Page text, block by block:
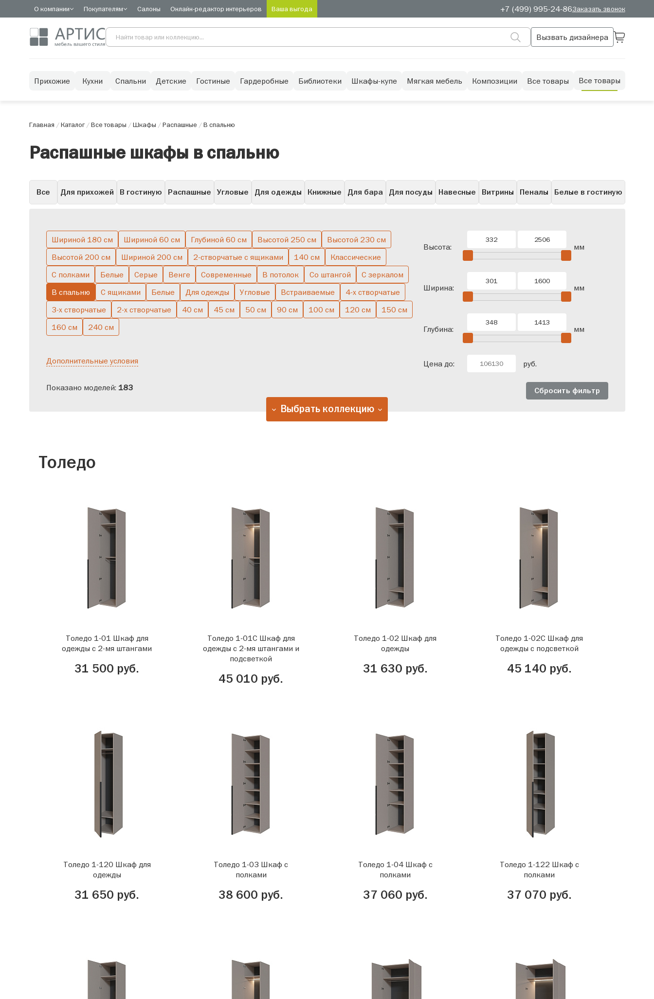
О компании Покупателям Салоны Онлайн-редактор интерьеров Ваша выгода +7 (499) 995-24-86Заказать звонок
Вызвать дизайнера
Прихожие Кухни Спальни Детские Гостиные Гардеробные Библиотеки Шкафы-купе Мягкая мебель Композиции Все товары Все товары
Главная /Каталог/Все товары /Шкафы /Распашные /В спальню
Распашные шкафы в спальню
Все Для прихожей В гостиную Распашные Угловые Для одежды Книжные Для бара Для посуды Навесные Витрины Пеналы Белые в гостиную
Большие Двухстворчатые В спальню Со штангой
Шириной 180 см Шириной 60 см Глубиной 60 см Высотой 250 см
Высотой 230 см
Высотой 200 см
Шириной 200 см 2-створчатые с ящиками 140 см
Классические
С полками
Белые Серые Венге Современные В потолок Со штангой
С зеркалом
В спальню
С ящиками Белые Для одежды Угловые Встраиваемые
4-х створчатые
3-х створчатые
2-х створчатые 40 см 45 см 50 см 90 см 100 см 120 см
150 см
160 см
240 см
Дополнительные условия
Высота: мм
Ширина: мм
Глубина: мм
Цена до: руб.
Показано моделей: 183 Сбросить фильтр
Выбрать коллекцию
Толедо
Толедо 1-01 Шкаф для
одежды с 2-мя штангами
31 500 руб.
Толедо 1-01С Шкаф для
одежды с 2-мя штангами и
подсветкой
45 010 руб.
Толедо 1-02 Шкаф для
одежды
31 630 руб.
Толедо 1-02С Шкаф для
одежды с подсветкой
45 140 руб.
Толедо 1-120 Шкаф для
одежды
31 650 руб.
Толедо 1-03 Шкаф с
полками
38 600 руб.
Толедо 1-04 Шкаф с
полками
37 060 руб.
Толедо 1-122 Шкаф с
полками
37 070 руб.